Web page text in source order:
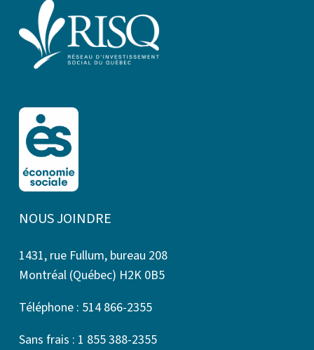
NOUS JOINDRE
1431, rue Fullum, bureau 208
Montréal (Québec) H2K 0B5
Téléphone : 514 866-2355
Sans frais : 1 855 388-2355